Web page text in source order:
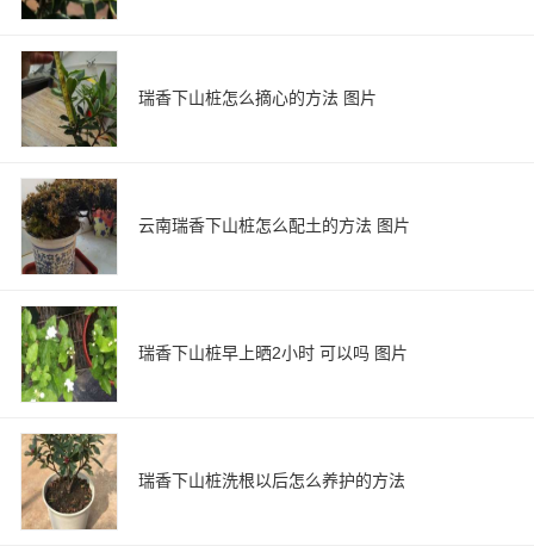
瑞香下山桩怎么摘心的方法 图片
云南瑞香下山桩怎么配土的方法 图片
瑞香下山桩早上晒2小时 可以吗 图片
瑞香下山桩洗根以后怎么养护的方法